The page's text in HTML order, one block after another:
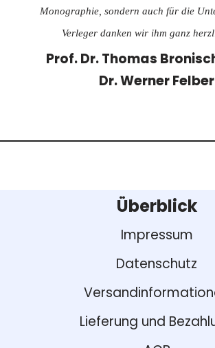
Monographie, sondern auch für die
Verleger danken wir ihm ganz
Prof. Dr. Thomas
Dr. Werner Felber
Überblick
Impressum
Datenschutz
Lieferung und